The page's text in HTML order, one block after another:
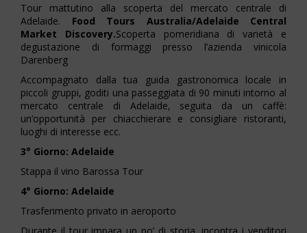
Tour mattutino alla scoperta del mercato centrale di
Adelaide. Food Tours Australia/Adelaide Central
Market Discovery.Scoperta pomeridiana di varietà e
degustazione di formaggi presso l’azienda vinicola
Darenberg
Accompagnato dalla tua guida gastronomica locale in
piccoli gruppi, goditi una passeggiata di 90 minuti intorno al
mercato centrale di Adelaide, seguita da un caffè:
un’opportunità per chiacchierare e consigliare ristoranti,
luoghi di interesse ecc.
3° Giorno: Adelaide
Stappa il vino Barossa Tour
4° Giorno: Adelaide
Trasferimento privato in aeroporto